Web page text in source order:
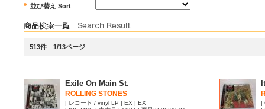
並び替え Sort
513件 1/13ページ
Exile On Main St.
ROLLING STONES
| レコード / vinyl LP | EX | EX
|